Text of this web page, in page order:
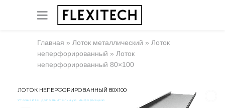
Главная » Лоток металлический » Лоток
неперфорированный » Лоток
неперфорированный 80×100
ЛОТОК НЕПЕРФОРИРОВАННЫЙ 80X100
Уточняйте дополнительную информацию